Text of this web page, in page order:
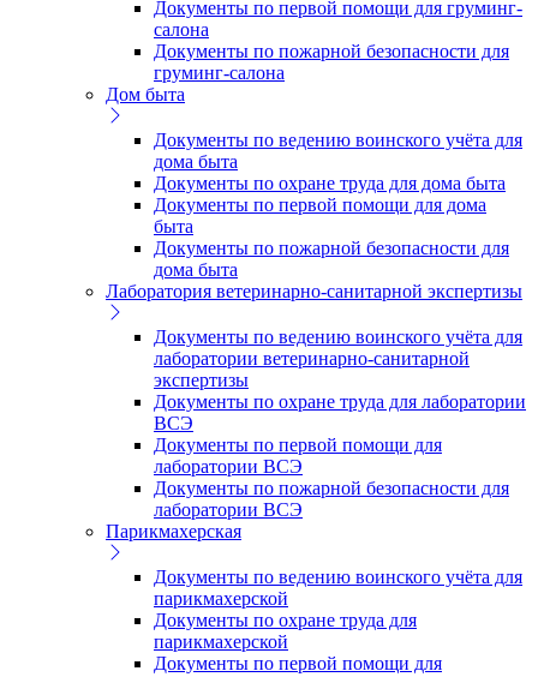
Документы по первой помощи для груминг-
салона
Документы по пожарной безопасности для
груминг-салона
Дом быта
Документы по ведению воинского учёта для
дома быта
Документы по охране труда для дома быта
Документы по первой помощи для дома
быта
Документы по пожарной безопасности для
дома быта
Лаборатория ветеринарно-санитарной экспертизы
Документы по ведению воинского учёта для
лаборатории ветеринарно-санитарной
экспертизы
Документы по охране труда для лаборатории
ВСЭ
Документы по первой помощи для
лаборатории ВСЭ
Документы по пожарной безопасности для
лаборатории ВСЭ
Парикмахерская
Документы по ведению воинского учёта для
парикмахерской
Документы по охране труда для
парикмахерской
Документы по первой помощи для